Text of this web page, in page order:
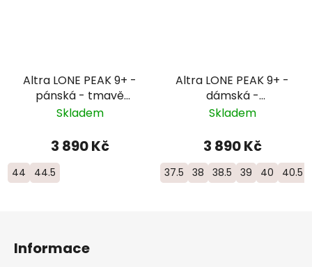
Altra LONE PEAK 9+ -
pánská - tmavě
modrá
Skladem
3 890 Kč
44 44.5
Altra LONE PEAK 9+ -
dámská -
šedá/oranžová
Skladem
3 890 Kč
37.5 38 38.5 39 40 40.5
Informace